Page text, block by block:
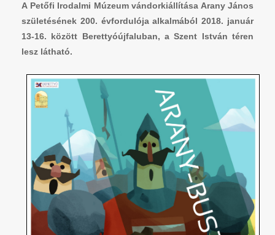
A Petőfi Irodalmi Múzeum vándorkiállítása Arany János
születésének 200. évfordulója alkalmából 2018. január
13-16. között Berettyóújfaluban, a Szent István téren
lesz látható.